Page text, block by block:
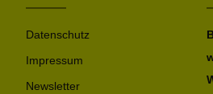
Datenschutz
Impressum
Newsletter